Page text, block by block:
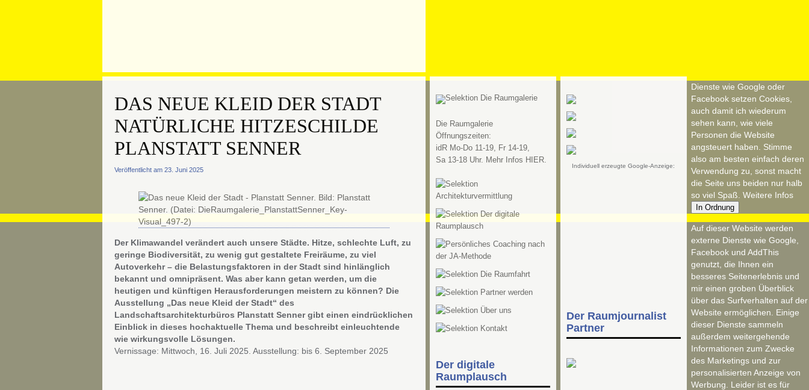
DAS NEUE KLEID DER STADT
NATÜRLICHE HITZESCHILDE
PLANSTATT SENNER
Veröffentlicht am 23. Juni 2025
Der Klimawandel verändert auch unsere Städte. Hitze, schlechte Luft, zu
geringe Biodiversität, zu wenig gut gestaltete Freiräume, zu viel
Autoverkehr – die Belastungsfaktoren in der Stadt sind hinlänglich
bekannt und omnipräsent. Was aber kann getan werden, um die
heutigen und künftigen Herausforderungen meistern zu können? Die
Ausstellung „Das neue Kleid der Stadt“ des
Landschaftsarchitekturbüros Planstatt Senner gibt einen eindrücklichen
Einblick in dieses hochaktuelle Thema und beschreibt einleuchtende
wie wirkungsvolle Lösungen.
Vernissage: Mittwoch, 16. Juli 2025. Ausstellung: bis 6. September 2025
Die Raumgalerie
Öffnungszeiten:
idR Mo-Do 11-19, Fr 14-19,
Sa 13-18 Uhr. Mehr Infos HIER.
Der digitale
Raumplausch
Individuell erzeugte Google-Anzeige:
Der Raumjournalist
Partner
Dienste wie Google oder
Facebook setzen Cookies,
auch damit ich wiederum
sehen kann, wie viele
Personen die Website
angsteuert haben. Stimme
also am besten einfach deren
Verwendung zu, sonst macht
die Seite uns beiden nur halb
so viel Spaß. Weitere Infos
In Ordnung
Auf dieser Website werden
externe Dienste wie Google,
Facebook und AddThis
genutzt, die Ihnen ein
besseres Seitenerlebnis und
mir einen groben Überblick
über das Surfverhalten auf der
Website ermöglichen. Einige
dieser Dienste sammeln
außerdem weitergehende
Informationen zum Zwecke
des Marketings und zur
personalisierten Anzeige von
Werbung. Leider ist es für